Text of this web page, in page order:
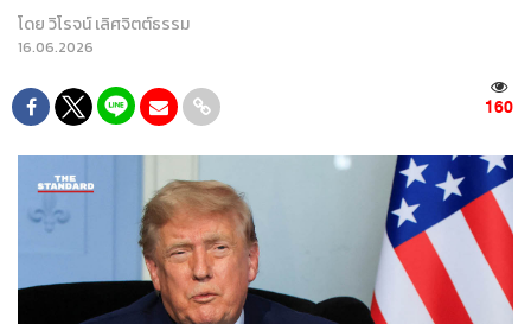
โดยวิโรจน์ เลิศจิตต์ธรรม
16.06.2026
160